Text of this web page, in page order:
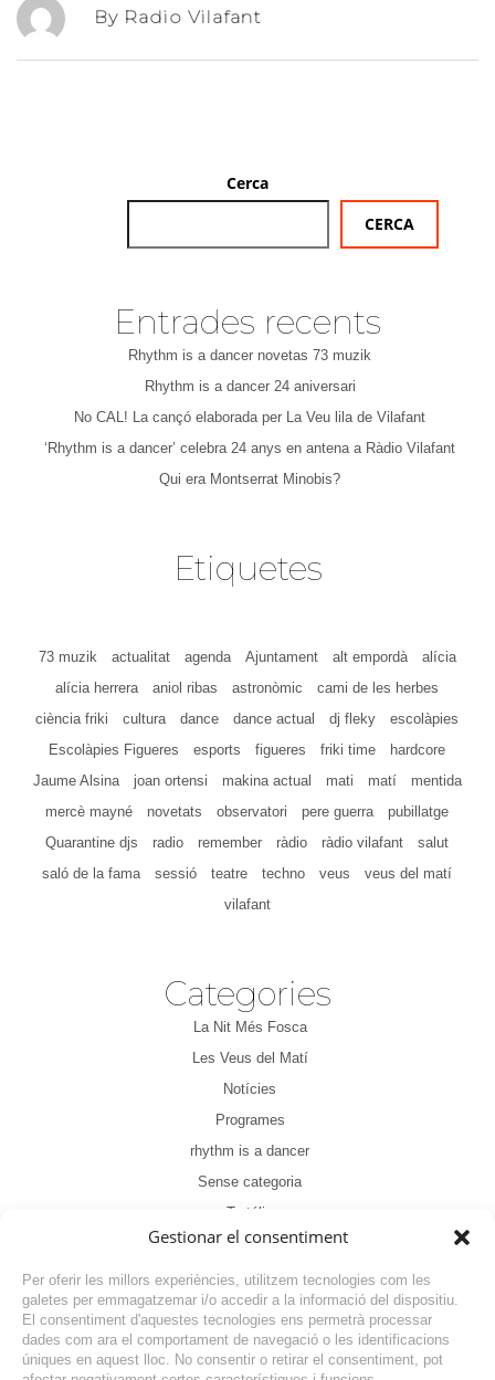
Gestionar el consentiment
Per oferir les millors experiències, utilitzem tecnologies com les
galetes per emmagatzemar i/o accedir a la informació del dispositiu.
El consentiment d'aquestes tecnologies ens permetrà processar
dades com ara el comportament de navegació o les identificacions
úniques en aquest lloc. No consentir o retirar el consentiment, pot
By Radio Vilafant
Cerca
CERCA
Entrades recents
Rhythm is a dancer novetas 73 muzik
Rhythm is a dancer 24 aniversari
No CAL! La cançó elaborada per La Veu lila de Vilafant
‘Rhythm is a dancer’ celebra 24 anys en antena a Ràdio Vilafant
Qui era Montserrat Minobis?
Etiquetes
73 muzik actualitat agenda Ajuntament alt empordà
alícia
alícia herrera
aniol ribas astronòmic
cami de les herbes
ciència friki
cultura dance dance actual dj fleky
escolàpies
Escolàpies Figueres
esports figueres friki time
hardcore
Jaume Alsina
joan ortensi makina actual mati matí
mentida
mercè mayné
novetats observatori pere guerra
pubillatge
Quarantine djs
radio remember ràdio ràdio vilafant
salut
saló de la fama
sessió teatre techno veus
veus del matí
vilafant
Categories
La Nit Més Fosca
Les Veus del Matí
Notícies
Programes
rhythm is a dancer
Sense categoria
Tertúlia
NOTÍCIA ANTERIOR